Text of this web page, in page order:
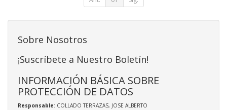
Sobre Nosotros
¡Suscríbete a Nuestro Boletín!
INFORMACIÓN BÁSICA SOBRE
PROTECCIÓN DE DATOS
Responsable: COLLADO TERRAZAS, JOSE ALBERTO